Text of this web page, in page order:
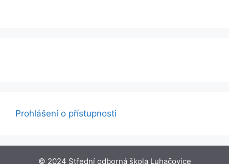
Prohlášení o přístupnosti
© 2024 Střední odborná škola Luhačovice